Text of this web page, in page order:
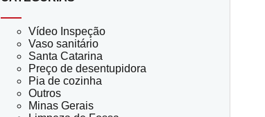
Vídeo Inspeção
Vaso sanitário
Santa Catarina
Preço de desentupidora
Pia de cozinha
Outros
Minas Gerais